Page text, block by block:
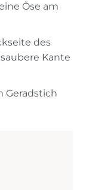
Öse am
des
Kante
Geradstich